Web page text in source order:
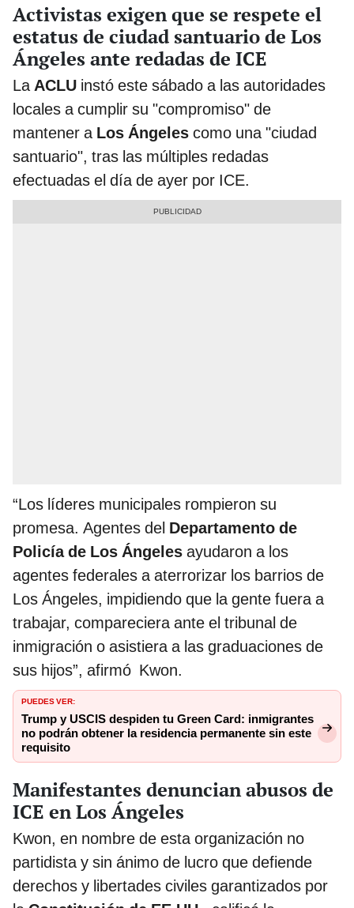
Activistas exigen que se respete el
estatus de ciudad santuario de Los
Ángeles ante redadas de ICE
LaACLU instó este sábado a las autoridades
locales a cumplir su "compromiso" de
mantener a Los Ángeles como una "ciudad
santuario", tras las múltiples redadas
efectuadas el día de ayer por ICE.
“Los líderes municipales rompieron su
promesa. Agentes del Departamento de
Policía de Los Ángeles ayudaron a los
agentes federales a aterrorizar los barrios de
Los Ángeles, impidiendo que la gente fuera a
trabajar, compareciera ante el tribunal de
inmigración o asistiera a las graduaciones de
sus hijos”, afirmó Kwon.
PUEDES VER:
Trump y USCIS despiden tu Green Card: inmigrantes
no podrán obtener la residencia permanente sin este
requisito
Manifestantes denuncian abusos de
ICE en Los Ángeles
Kwon, en nombre de esta organización no
partidista y sin ánimo de lucro que defiende
derechos y libertades civiles garantizados por